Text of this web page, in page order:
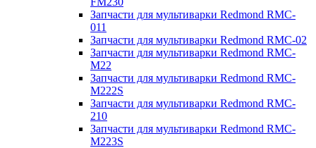
Запчасти для мультиварки Redmond RMC-
011
Запчасти для мультиварки Redmond RMC-02
Запчасти для мультиварки Redmond RMC-
M22
Запчасти для мультиварки Redmond RMC-
M222S
Запчасти для мультиварки Redmond RMC-
210
Запчасти для мультиварки Redmond RMC-
M223S